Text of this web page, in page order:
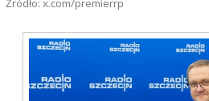
Źródło: x.com/premierrp